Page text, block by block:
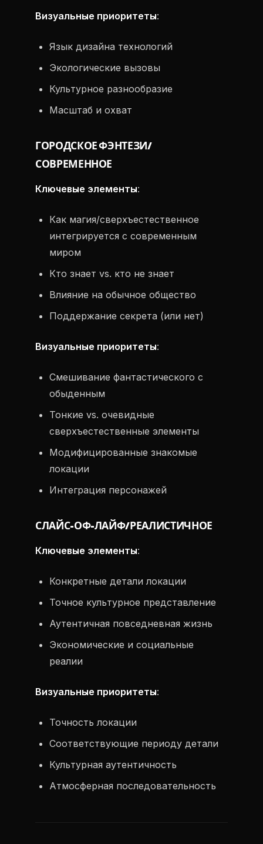
Визуальные приоритеты:
Язык дизайна технологий
Экологические вызовы
Культурное разнообразие
Масштаб и охват
ГОРОДСКОЕ ФЭНТЕЗИ/
СОВРЕМЕННОЕ
Ключевые элементы:
Как магия/сверхъестественное
интегрируется с современным
миром
Кто знает vs. кто не знает
Влияние на обычное общество
Поддержание секрета (или нет)
Визуальные приоритеты:
Смешивание фантастического с
обыденным
Тонкие vs. очевидные
сверхъестественные элементы
Модифицированные знакомые
локации
Интеграция персонажей
СЛАЙС-ОФ-ЛАЙФ/РЕАЛИСТИЧНОЕ
Ключевые элементы:
Конкретные детали локации
Точное культурное представление
Аутентичная повседневная жизнь
Экономические и социальные
реалии
Визуальные приоритеты:
Точность локации
Соответствующие периоду детали
Культурная аутентичность
Атмосферная последовательность